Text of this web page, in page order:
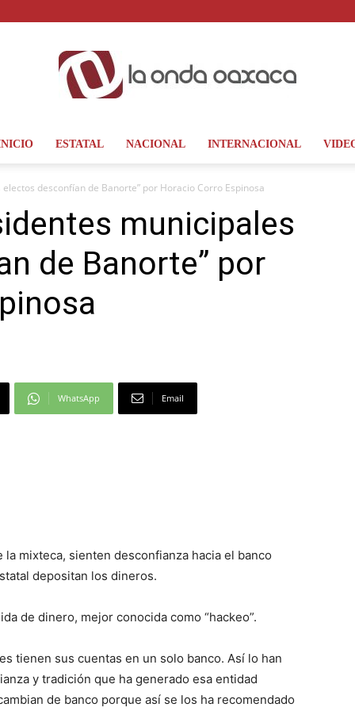
La
Onda
ESTATAL NACIONAL INTERNACIONAL
desconfían de Banorte” por Horacio Corro Espinosa
municipales
de Banorte” por
WhatsApp Email
mixteca, sienten desconfianza hacia el banco
depositan los dineros.
de dinero, mejor conocida como “hackeo”.
tienen sus cuentas en un solo banco. Así lo han
y tradición que ha generado esa entidad
de banco porque así se los ha recomendado